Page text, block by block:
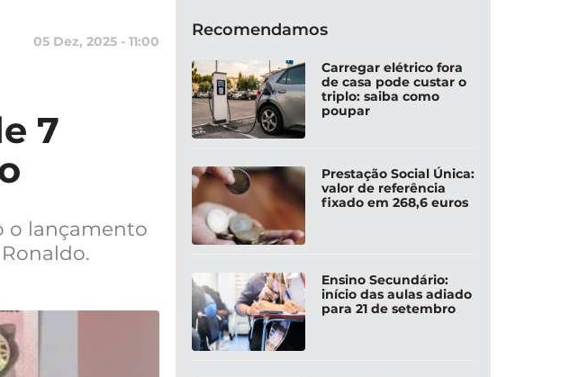
05 Dez, 2025 - 11:00
7
o lançamento
Recomendamos
Carregar elétrico fora
de casa pode custar o
triplo: saiba como
poupar
Prestação Social Única:
valor de referência
fixado em 268,6 euros
Ensino Secundário:
início das aulas adiado
para 21 de setembro